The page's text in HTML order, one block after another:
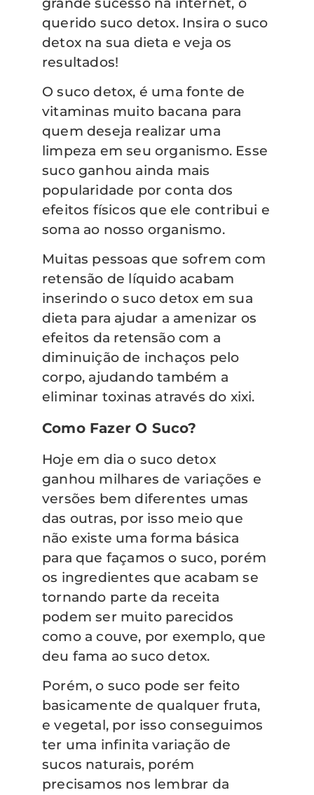
querido suco detox. Insira o suco
detox na sua dieta e veja os
resultados!
O suco detox, é uma fonte de
vitaminas muito bacana para
quem deseja realizar uma
limpeza em seu organismo. Esse
suco ganhou ainda mais
popularidade por conta dos
efeitos físicos que ele contribui e
soma ao nosso organismo.
Muitas pessoas que sofrem com
retensão de líquido acabam
inserindo o suco detox em sua
dieta para ajudar a amenizar os
efeitos da retensão com a
diminuição de inchaços pelo
corpo, ajudando também a
eliminar toxinas através do xixi.
Como Fazer O Suco?
Hoje em dia o suco detox
ganhou milhares de variações e
versões bem diferentes umas
das outras, por isso meio que
não existe uma forma básica
para que façamos o suco, porém
os ingredientes que acabam se
tornando parte da receita
podem ser muito parecidos
como a couve, por exemplo, que
deu fama ao suco detox.
Porém, o suco pode ser feito
basicamente de qualquer fruta,
e vegetal, por isso conseguimos
ter uma infinita variação de
sucos naturais, porém
precisamos nos lembrar da